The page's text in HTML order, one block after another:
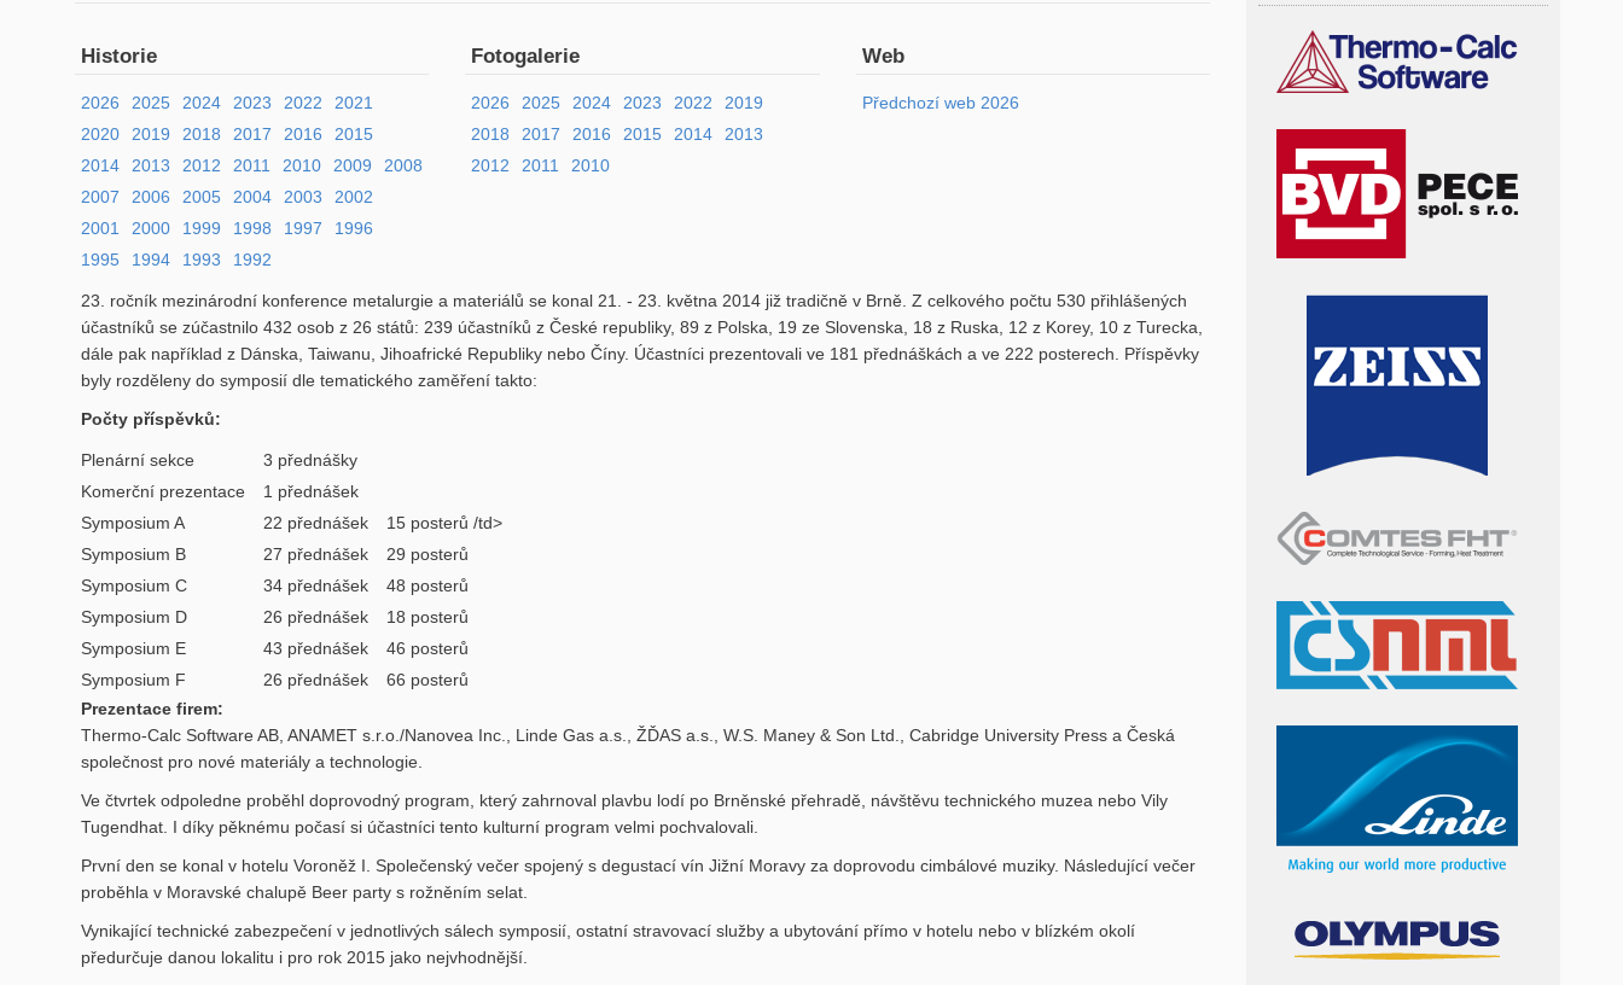
Historie
2026 2025 2024 2023 2022
2021
2020
2019 2018 2017 2016
2015
2014
2013 2012 2011 2010 2009
2008
2007
2006 2005 2004 2003
2002
2001
2000 1999 1998 1997
1996
1995
1994 1993 1992
Fotogalerie
2026 2025 2024 2023 2022
2019
2018
2017 2016 2015 2014
2013
2012
2011 2010
Web
Předchozí web 2026
23. ročník mezinárodní konference metalurgie a materiálů se konal 21. - 23. května 2014 již tradičně v Brně. Z celkového počtu 530 přihlášených
účastníků se zúčastnilo 432 osob z 26 států: 239 účastníků z České republiky, 89 z Polska, 19 ze Slovenska, 18 z Ruska, 12 z Korey, 10 z Turecka,
dále pak například z Dánska, Taiwanu, Jihoafrické Republiky nebo Číny. Účastníci prezentovali ve 181 přednáškách a ve 222 posterech. Příspěvky
byly rozděleny do symposií dle tematického zaměření takto:
Počty příspěvků:
Plenární sekce
3 přednášky
Komerční prezentace
1 přednášek
Symposium A
22 přednášek
15 posterů /td>
Symposium B
27 přednášek
29 posterů
Symposium C
34 přednášek
48 posterů
Symposium D
26 přednášek
18 posterů
Symposium E
43 přednášek
46 posterů
Symposium F
26 přednášek
66 posterů
Prezentace firem:
Thermo-Calc Software AB, ANAMET s.r.o./Nanovea Inc., Linde Gas a.s., ŽĎAS a.s., W.S. Maney & Son Ltd., Cabridge University Press a Česká
společnost pro nové materiály a technologie.
Ve čtvrtek odpoledne proběhl doprovodný program, který zahrnoval plavbu lodí po Brněnské přehradě, návštěvu technického muzea nebo Vily
Tugendhat. I díky pěknému počasí si účastníci tento kulturní program velmi pochvalovali.
První den se konal v hotelu Voroněž I. Společenský večer spojený s degustací vín Jižní Moravy za doprovodu cimbálové muziky. Následující večer
proběhla v Moravské chalupě Beer party s rožněním selat.
Vynikající technické zabezpečení v jednotlivých sálech symposií, ostatní stravovací služby a ubytování přímo v hotelu nebo v blízkém okolí
předurčuje danou lokalitu i pro rok 2015 jako nejvhodnější.